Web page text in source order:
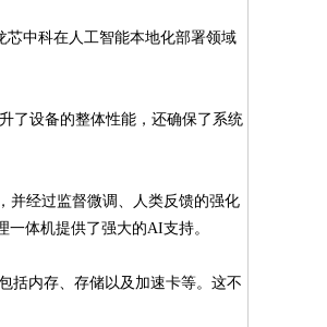
芯中科在人工智能本地化部署领域
了设备的整体性能，还确保了系统
并经过监督微调、人类反馈的强化
体机提供了强大的AI支持。
括内存、存储以及加速卡等。这不